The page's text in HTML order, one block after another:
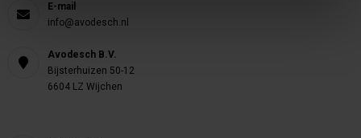
E-mail
info@avodesch.nl
Avodesch B.V.
Bijsterhuizen 50-12
6604 LZ Wijchen